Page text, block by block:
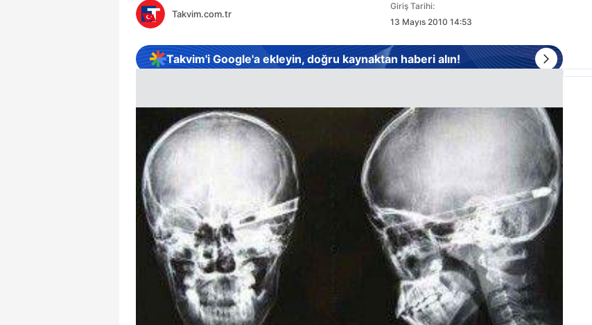
Takvim.com.tr
Giriş Tarihi:
13 Mayıs 2010 14:53
Takvim'i Google'a ekleyin, doğru kaynaktan haberi alın!